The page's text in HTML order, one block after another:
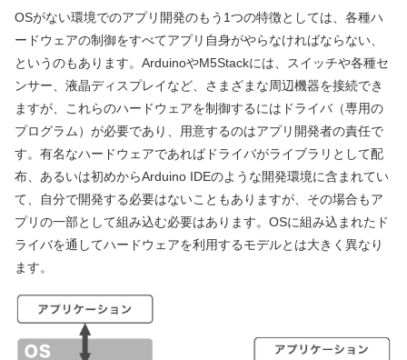
OSがない環境でのアプリ開発のもう1つの特徴としては、各種ハ
ードウェアの制御をすべてアプリ自身がやらなければならない、
というのもあります。ArduinoやM5Stackには、スイッチや各種セ
ンサー、液晶ディスプレイなど、さまざまな周辺機器を接続でき
ますが、これらのハードウェアを制御するにはドライバ（専用の
プログラム）が必要であり、用意するのはアプリ開発者の責任で
す。有名なハードウェアであればドライバがライブラリとして配
布、あるいは初めからArduino IDEのような開発環境に含まれてい
て、自分で開発する必要はないこともありますが、その場合もア
プリの一部として組み込む必要はあります。OSに組み込まれたド
ライバを通してハードウェアを利用するモデルとは大きく異なり
ます。